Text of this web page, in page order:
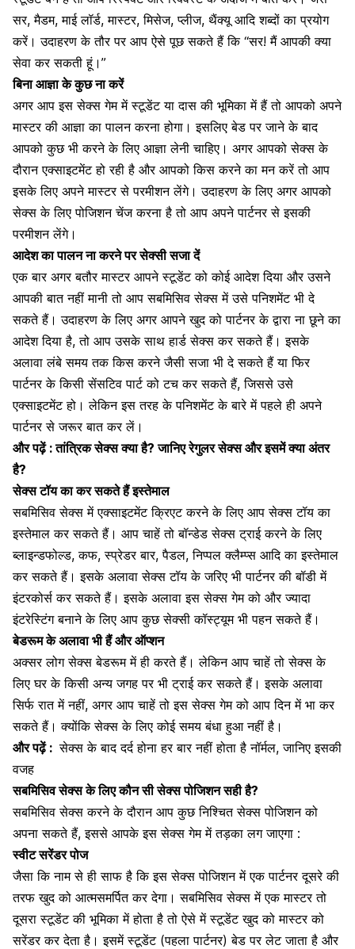
सर, मैडम, माई लॉर्ड, मास्टर, मिसेज, प्लीज, थैंक्यू आदि शब्दों का प्रयोग
करें। उदाहरण के तौर पर आप ऐसे पूछ सकते हैं कि “सर! मैं आपकी क्या
सेवा कर सकती हूं।”
बिना आज्ञा के कुछ ना करें
अगर आप इस सेक्स गेम में स्टूडेंट या दास की भूमिका में हैं तो आपको अपने
मास्टर की आज्ञा का पालन करना होगा। इसलिए बेड पर जाने के बाद
आपको कुछ भी करने के लिए आज्ञा लेनी चाहिए। अगर आपको सेक्स के
दौरान एक्साइटमेंट हो रही है और आपको किस करने का मन करें तो आप
इसके लिए अपने मास्टर से परमीशन लेंगे। उदाहरण के लिए अगर आपको
सेक्स के लिए पोजिशनचेंज करना है तो आप अपने पार्टनर से इसकी
परमीशन लेंगे।
आदेश का पालन ना करने पर सेक्सी सजा दें
एक बार अगर बतौर मास्टर आपने स्टूडेंट को कोई आदेश दिया और उसने
आपकी बात नहीं मानी तो आप सबमिसिव सेक्स में उसे पनिशमेंट भी दे
सकते हैं। उदाहरण के लिए अगर आपने खुद को पार्टनर के द्वारा ना छूने का
आदेश दिया है, तो आप उसके साथ हार्ड सेक्स कर सकते हैं। इसके
अलावा लंबे समय तक किस करने जैसी सजा भी दे सकते हैं या फिर
पार्टनर के किसी सेंसटिव पार्ट को टच कर सकते हैं, जिससे उसे
एक्साइटमेंट हो। लेकिन इस तरह के पनिशमेंट के बारे में पहले ही अपने
पार्टनर से जरूर बात कर लें।
और पढ़ें :तांत्रिक सेक्स क्या है? जानिए रेगुलर सेक्स और इसमें क्या अंतर
है?
सेक्स टॉय का कर सकते हैं इस्तेमाल
सबमिसिव सेक्स में एक्साइटमेंट क्रिएट करने के लिए आप सेक्स टॉय का
इस्तेमाल कर सकते हैं। आप चाहें तो बॉन्डेड सेक्स ट्राई करने के लिए
ब्लाइन्डफोल्ड, कफ, स्प्रेडर बार, पैडल, निप्पल क्लैम्प्स आदि का इस्तेमाल
कर सकते हैं। इसके अलावा सेक्स टॉय के जरिए भी पार्टनर कीबॉडी में
इंटरकोर्स कर सकते हैं। इसके अलावा इस सेक्स गेम को और ज्यादा
इंटरेस्टिंग बनाने के लिए आप कुछ सेक्सी कॉस्ट्यूम भी पहन सकते हैं।
बेडरूम के अलावा भी हैं और ऑप्शन
अक्सर लोग सेक्स बेडरूम में ही करते हैं। लेकिन आप चाहें तो सेक्स के
लिए घर के किसी अन्य जगह पर भी ट्राई कर सकते हैं। इसके अलावा
सिर्फ रात में नहीं, अगर आप चाहें तो इस सेक्स गेम को आप दिन में भा कर
सकते हैं। क्योंकि सेक्स के लिए कोई समय बंधा हुआ नहीं है।
और पढ़ें : सेक्स के बाद दर्द होना हर बार नहीं होता है नॉर्मल, जानिए इसकी
वजह
सबमिसिव सेक्स के लिए कौन सी सेक्स पोजिशन सही है?
सबमिसिव सेक्स करने के दौरान आप कुछ निश्चित सेक्स पोजिशन को
अपना सकते हैं, इससे आपके इस सेक्स गेम में तड़का लग जाएगा :
स्वीट सरेंडर पोज
जैसा कि नाम से ही साफ है कि इस सेक्स पोजिशन में एक पार्टनर दूसरे की
तरफ खुद को आत्मसमर्पित कर देगा। सबमिसिव सेक्स में एक मास्टर तो
दूसरा स्टूडेंट की भूमिका में होता है तो ऐसे में स्टूडेंट खुद को मास्टर को
सरेंडर कर देता है। इसमें स्टूडेंट (पहला पार्टनर) बेड पर लेट जाता है और